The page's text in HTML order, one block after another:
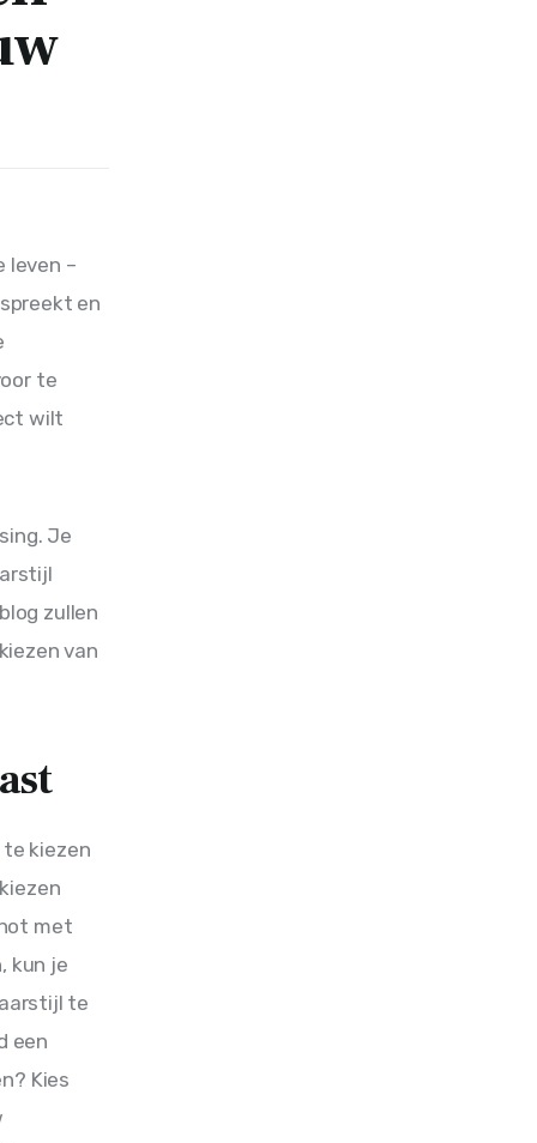
leven –
en
te
wilt
Je
zullen
van
kiezen
met
kun je
te
een
Kies